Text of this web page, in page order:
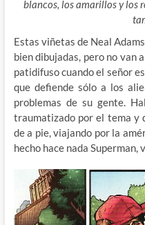
blancos, los amarillos y los
Estas viñetas de Neal
bien dibujadas, pero no van
patidifuso cuando el señor
que defiende sólo a los
problemas de su gente.
traumatizado por el tema y
de a pie, viajando por la
hecho hace nada Superman,